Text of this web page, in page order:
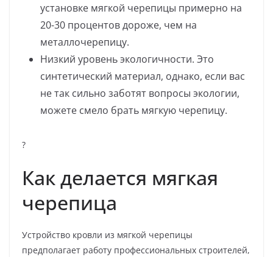
установке мягкой черепицы примерно на
20-30 процентов дороже, чем на
металлочерепицу.
Низкий уровень экологичности. Это
синтетический материал, однако, если вас
не так сильно заботят вопросы экологии,
можете смело брать мягкую черепицу.
?
Как делается мягкая
черепица
Устройство кровли из мягкой черепицы
предполагает работу профессиональных строителей,